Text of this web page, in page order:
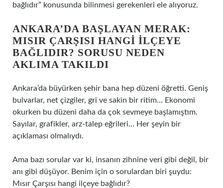
bağlıdır” konusunda bilinmesi gerekenleri ele alıyoruz.
ANKARA’DA BAŞLAYAN MERAK:
MISIR ÇARŞISI HANGI ILÇEYE
BAĞLIDIR? SORUSU NEDEN
AKLIMA TAKILDI
Ankara’da büyürken şehir bana hep düzeni öğretti. Geniş
bulvarlar, net çizgiler, gri ve sakin bir ritim… Ekonomi
okurken bu düzeni daha da çok sevmeye başlamıştım.
Sayılar, grafikler, arz-talep eğrileri… Her şeyin bir
açıklaması olmalıydı.
Ama bazı sorular var ki, insanın zihnine veri gibi değil, bir
anı gibi düşüyor. Benim için o sorulardan biri şuydu:
Mısır Çarşısı hangi ilçeye bağlıdır?